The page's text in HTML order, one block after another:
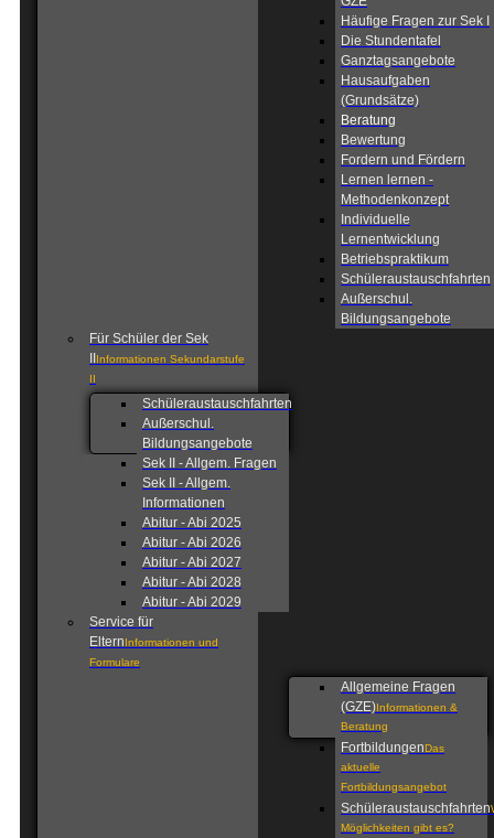
Häufige Fragen zur Sek I
Die Stundentafel
Ganztagsangebote
Hausaufgaben
(Grundsätze)
Beratung
Bewertung
Fordern und Fördern
Lernen lernen -
Methodenkonzept
Individuelle
Lernentwicklung
Betriebspraktikum
Schüleraustauschfahrten
Außerschul.
Bildungsangebote
Für Schüler der Sek
Informationen Sekundarstufe
II
Schüleraustauschfahrten
Außerschul.
Bildungsangebote
Sek II - Allgem. Fragen
Sek II - Allgem.
Informationen
Abitur - Abi 2025
Abitur - Abi 2026
Abitur - Abi 2027
Abitur - Abi 2028
Abitur - Abi 2029
Service für
ElternInformationen und
Formulare
Allgemeine Fragen
(GZE)Informationen &
Beratung
FortbildungenDas
aktuelle
Fortbildungsangebot
Schüleraustauschfahrten
Möglichkeiten gibt es?